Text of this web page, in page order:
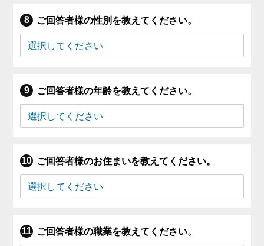
ご回答者様の性別を教えてください。
ご回答者様の年齢を教えてください。
ご回答者様のお住まいを教えてください。
ご回答者様の職業を教えてください。